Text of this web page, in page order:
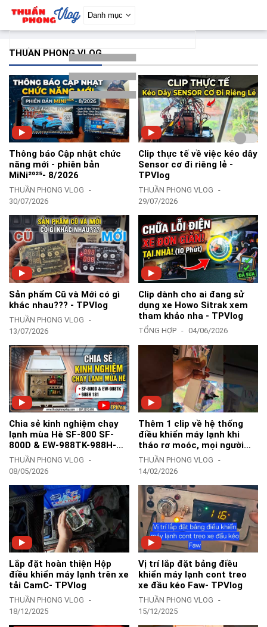
Danh mục
THUẦN PHONG VLOG
Thông báo Cập nhật chức
năng mới - phiên bản
MiNi²⁰²⁵- 8/2026
THUẦN PHONG VLOG
30/07/2026
Clip thực tế về việc kéo dây
Sensor cơ đi riêng lẻ -
TPVlog
THUẦN PHONG VLOG
29/07/2026
Sản phẩm Cũ và Mới có gì
khác nhau??? - TPVlog
THUẦN PHONG VLOG
13/07/2026
Clip dành cho ai đang sử
dụng xe Howo Sitrak xem
tham khảo nha - TPVlog
TỔNG HỢP 04/06/2026
Chia sẻ kinh nghiệm chạy
lạnh mùa Hè SF-800 SF-
800D & EW-988TK-988H-
181Y-183Z - TPVlog
THUẦN PHONG VLOG
08/05/2026
Thêm 1 clip về hệ thống
điều khiển máy lạnh khi
tháo rơ moóc, mọi người
tham khảo nha-TPVlog
THUẦN PHONG VLOG
14/02/2026
Lắp đặt hoàn thiện Hộp
điều khiển máy lạnh trên xe
tải CamC- TPVlog
THUẦN PHONG VLOG
18/12/2025
Vị trí lắp đặt bảng điều
khiển máy lạnh cont treo
xe đầu kéo Faw- TPVlog
THUẦN PHONG VLOG
15/12/2025